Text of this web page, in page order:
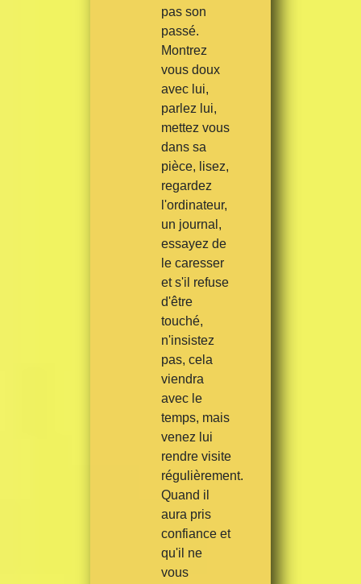
pas son
passé.
Montrez
vous doux
avec lui,
parlez lui,
mettez vous
dans sa
pièce, lisez,
regardez
l'ordinateur,
un journal,
essayez de
le caresser
et s'il refuse
d'être
touché,
n'insistez
pas, cela
viendra
avec le
temps, mais
venez lui
rendre visite
régulièrement.
Quand il
aura pris
confiance et
qu'il ne
vous